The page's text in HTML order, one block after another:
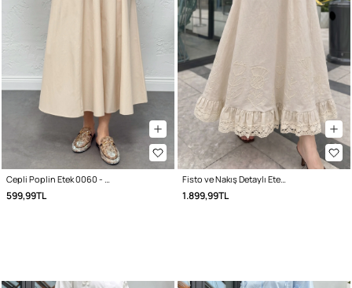
Cepli Poplin Etek 0060 - EKRU
599,99TL
Fisto ve Nakış Detaylı Etek 2329 - BEJ
1.899,99TL